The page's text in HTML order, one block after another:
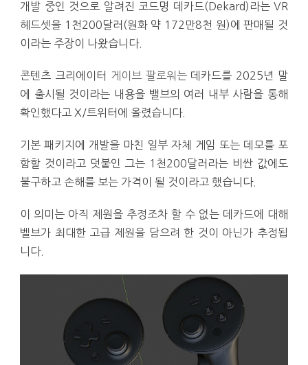
개발 중인 것으로 알려진 코드명 데카드(Dekard)라는 VR
헤드셋을 1천200달러(원화 약 172만8천 원)에 판매될 것
이라는 주장이 나왔습니다.
콘텐츠 크리에이터 게이브 팔로워 는 데카드를 2025년 말
에 출시될 것이라는 내용을 밸브의 여러 내부 사람을 통해
확인했다고 X/트위터에 올렸습니다.
기본 패키지에 개발을 마친 일부 자체 게임 또는 데모를 포
함할 것이라고 덧붙인 그는 1천200달러라는 비싼 값에도
불구하고 손해를 보는 가격이 될 것이라고 했습니다.
이 의미는 아직 제원을 추정조차 할 수 없는 데카드에 대해
벨브가 최대한 고급 제원을 담으려 한 것이 아닌가 추정됩
니다.